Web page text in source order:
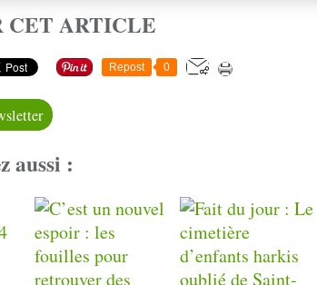
CET ARTICLE
Repost 0
aussi :